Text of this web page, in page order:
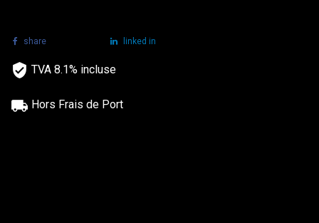
share linked in
TVA 8.1% incluse
Hors Frais de Port